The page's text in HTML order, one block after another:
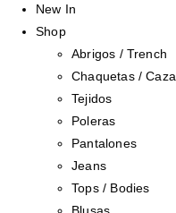
New In
Shop
Abrigos / Trench
Chaquetas /
Tejidos
Poleras
Pantalones
Jeans
Tops / Bodies